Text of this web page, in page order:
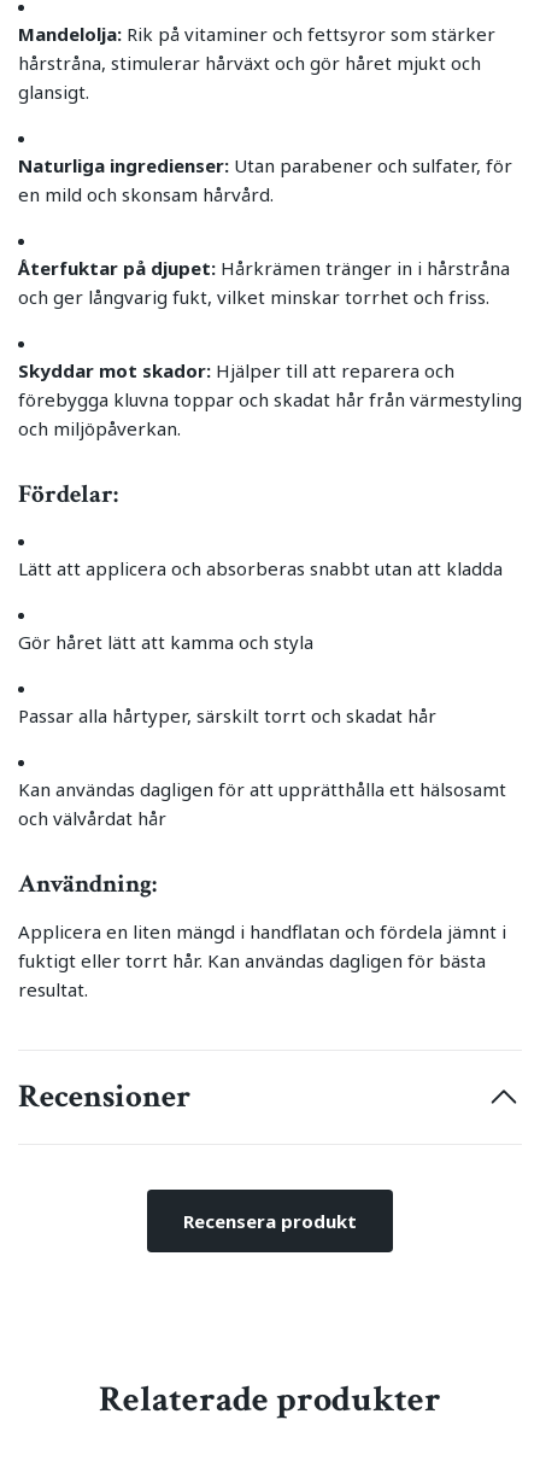
Mandelolja: Rik på vitaminer och fettsyror som stärker
hårstråna, stimulerar hårväxt och gör håret mjukt och
glansigt.
Naturliga ingredienser: Utan parabener och sulfater, för
en mild och skonsam hårvård.
Återfuktar på djupet: Hårkrämen tränger in i hårstråna
och ger långvarig fukt, vilket minskar torrhet och friss.
Skyddar mot skador: Hjälper till att reparera och
förebygga kluvna toppar och skadat hår från värmestyling
och miljöpåverkan.
Fördelar:
Lätt att applicera och absorberas snabbt utan att kladda
Gör håret lätt att kamma och styla
Passar alla hårtyper, särskilt torrt och skadat hår
Kan användas dagligen för att upprätthålla ett hälsosamt
och välvårdat hår
Användning:
Applicera en liten mängd i handflatan och fördela jämnt i
fuktigt eller torrt hår. Kan användas dagligen för bästa
resultat.
Recensioner
Recensera produkt
Relaterade produkter